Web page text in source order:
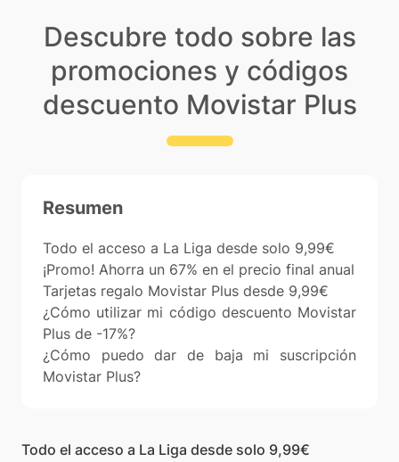
Descubre todo sobre las
promociones y códigos
descuento Movistar Plus
Resumen
Todo el acceso a La Liga desde solo 9,99€
¡Promo! Ahorra un 67% en el precio final anual
Tarjetas regalo Movistar Plus desde 9,99€
¿Cómo utilizar mi código descuento Movistar
Plus de -17%?
¿Cómo puedo dar de baja mi suscripción
Movistar Plus?
Todo el acceso a La Liga desde solo 9,99€